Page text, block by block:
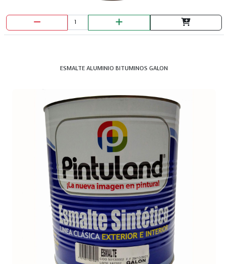
BROCA MURO 3/8 X 12 CM NO. 10
ESMALTE ALUMINIO BITUMINOS GALON